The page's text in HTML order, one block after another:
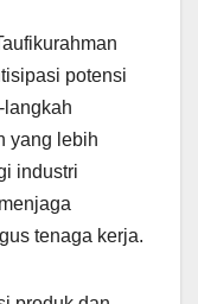
potensi
langkah
yang lebih
industri
tenaga kerja.